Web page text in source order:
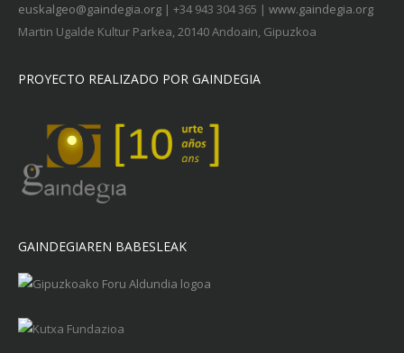
euskalgeo@gaindegia.org | +34 943 304 365 | www.gaindegia.org
Martin Ugalde Kultur Parkea, 20140 Andoain, Gipuzkoa
PROYECTO REALIZADO POR GAINDEGIA
GAINDEGIAREN BABESLEAK